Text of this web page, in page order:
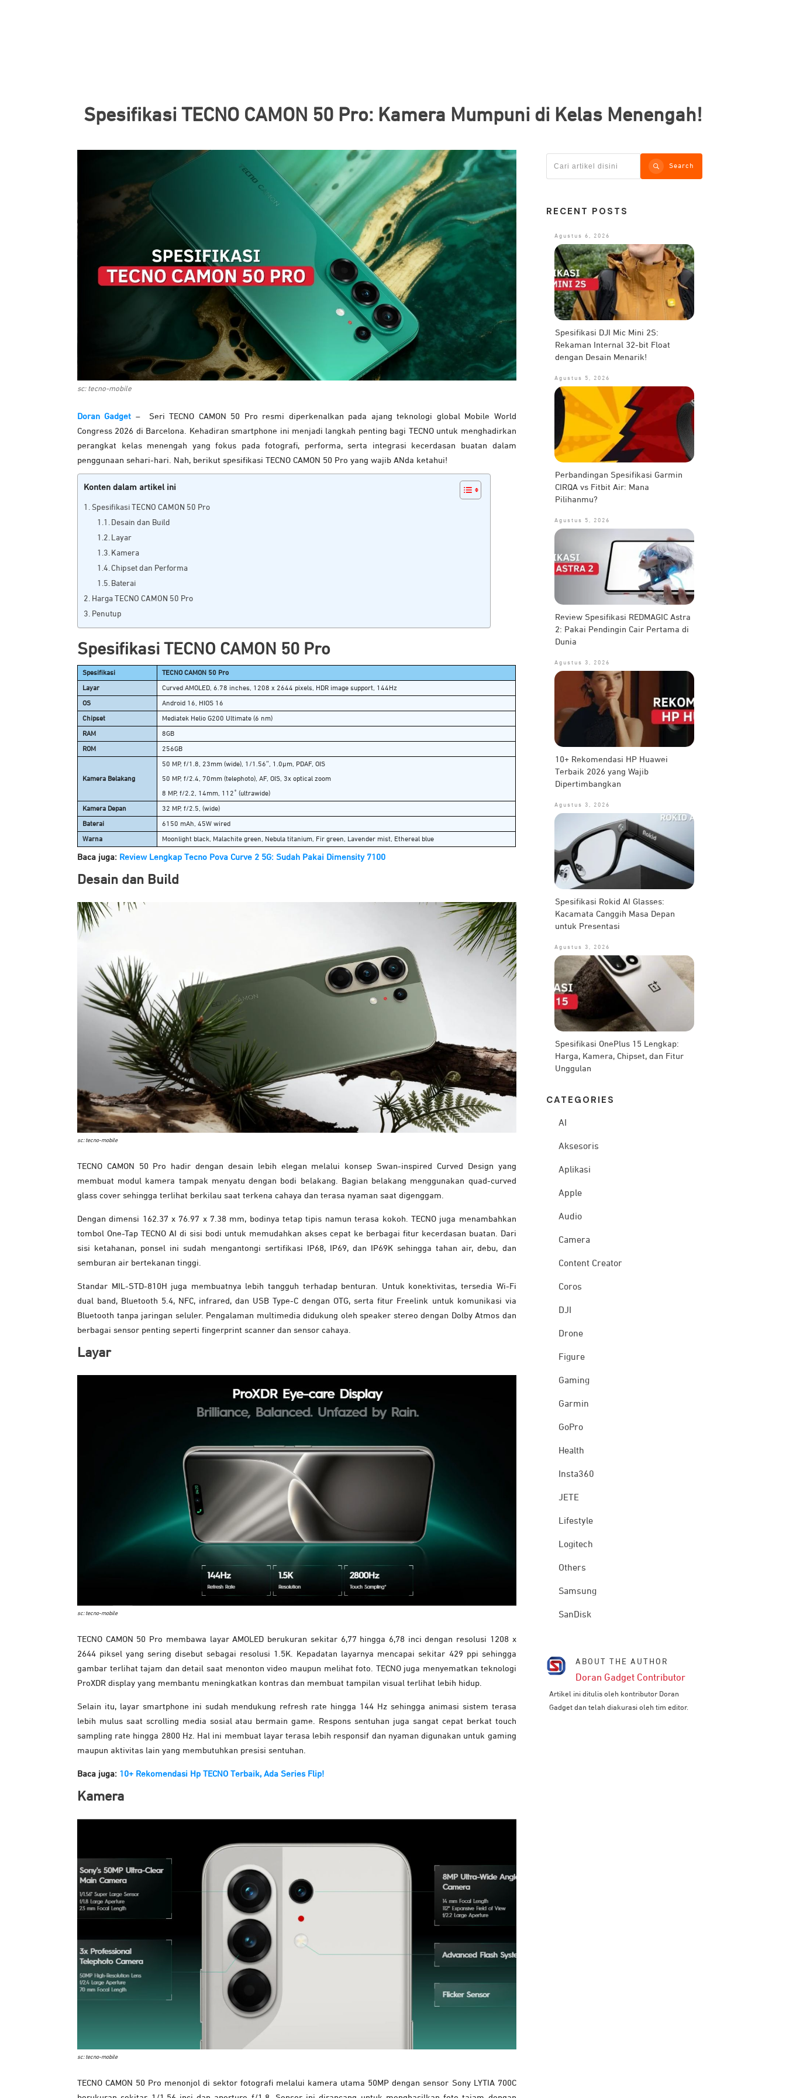
Spesifikasi TECNO CAMON 50 Pro: Kamera Mumpuni di Kelas Menengah!
sc: tecno-mobile
Doran Gadget – Seri TECNO CAMON 50 Pro resmi diperkenalkan pada ajang teknologi global Mobile World
Congress 2026 di Barcelona. Kehadiran smartphone ini menjadi langkah penting bagi TECNO untuk menghadirkan
perangkat kelas menengah yang fokus pada fotografi, performa, serta integrasi kecerdasan buatan dalam
penggunaan sehari-hari. Nah, berikut spesifikasi TECNO CAMON 50 Pro yang wajib ANda ketahui!
Konten dalam artikel ini
Spesifikasi TECNO CAMON 50 Pro
Desain dan Build
Layar
Kamera
Chipset dan Performa
Baterai
Harga TECNO CAMON 50 Pro
Penutup
Spesifikasi TECNO CAMON 50 Pro
Spesifikasi TECNO CAMON 50 Pro
Layar Curved AMOLED, 6.78 inches, 1208 x 2644 pixels, HDR image support, 144Hz
OS Android 16, HIOS 16
Chipset Mediatek Helio G200 Ultimate (6 nm)
RAM 8GB
ROM 256GB
Kamera Belakang
50 MP, f/1.8, 23mm (wide), 1/1.56″, 1.0µm, PDAF, OIS
50 MP, f/2.4, 70mm (telephoto), AF, OIS, 3x optical zoom
8 MP, f/2.2, 14mm, 112˚ (ultrawide)
Kamera Depan 32 MP, f/2.5, (wide)
Baterai 6150 mAh, 45W wired
Warna Moonlight black, Malachite green, Nebula titanium, Fir green, Lavender mist, Ethereal blue
Baca juga: Review Lengkap Tecno Pova Curve 2 5G: Sudah Pakai Dimensity 7100
Desain dan Build
sc: tecno-mobile
TECNO CAMON 50 Pro hadir dengan desain lebih elegan melalui konsep Swan-inspired Curved Design yang
membuat modul kamera tampak menyatu dengan bodi belakang. Bagian belakang menggunakan quad-curved
glass cover sehingga terlihat berkilau saat terkena cahaya dan terasa nyaman saat digenggam.
Dengan dimensi 162.37 x 76.97 x 7.38 mm, bodinya tetap tipis namun terasa kokoh. TECNO juga menambahkan
tombol One-Tap TECNO AI di sisi bodi untuk memudahkan akses cepat ke berbagai fitur kecerdasan buatan. Dari
sisi ketahanan, ponsel ini sudah mengantongi sertifikasi IP68, IP69, dan IP69K sehingga tahan air, debu, dan
semburan air bertekanan tinggi.
Standar MIL-STD-810H juga membuatnya lebih tangguh terhadap benturan. Untuk konektivitas, tersedia Wi-Fi
dual band, Bluetooth 5.4, NFC, infrared, dan USB Type-C dengan OTG, serta fitur Freelink untuk komunikasi via
Bluetooth tanpa jaringan seluler. Pengalaman multimedia didukung oleh speaker stereo dengan Dolby Atmos dan
berbagai sensor penting seperti fingerprint scanner dan sensor cahaya.
Layar
sc: tecno-mobile
TECNO CAMON 50 Pro membawa layar AMOLED berukuran sekitar 6,77 hingga 6,78 inci dengan resolusi 1208 x
2644 piksel yang sering disebut sebagai resolusi 1.5K. Kepadatan layarnya mencapai sekitar 429 ppi sehingga
gambar terlihat tajam dan detail saat menonton video maupun melihat foto. TECNO juga menyematkan teknologi
ProXDR display yang membantu meningkatkan kontras dan membuat tampilan visual terlihat lebih hidup.
Selain itu, layar smartphone ini sudah mendukung refresh rate hingga 144 Hz sehingga animasi sistem terasa
lebih mulus saat scrolling media sosial atau bermain game. Respons sentuhan juga sangat cepat berkat touch
sampling rate hingga 2800 Hz. Hal ini membuat layar terasa lebih responsif dan nyaman digunakan untuk gaming
maupun aktivitas lain yang membutuhkan presisi sentuhan.
Baca juga: 10+ Rekomendasi Hp TECNO Terbaik, Ada Series Flip!
Kamera
sc: tecno-mobile
TECNO CAMON 50 Pro menonjol di sektor fotografi melalui kamera utama 50MP dengan sensor Sony LYTIA 700C
Search
RECENT POSTS
Agustus 6, 2026
Spesifikasi DJI Mic Mini 2S:
Rekaman Internal 32-bit Float
dengan Desain Menarik!
Agustus 5, 2026
Perbandingan Spesifikasi Garmin
CIRQA vs Fitbit Air: Mana
Pilihanmu?
Agustus 5, 2026
Review Spesifikasi REDMAGIC Astra
2: Pakai Pendingin Cair Pertama di
Dunia
Agustus 3, 2026
10+ Rekomendasi HP Huawei
Terbaik 2026 yang Wajib
Dipertimbangkan
Agustus 3, 2026
Spesifikasi Rokid AI Glasses:
Kacamata Canggih Masa Depan
untuk Presentasi
Agustus 3, 2026
Spesifikasi OnePlus 15 Lengkap:
Harga, Kamera, Chipset, dan Fitur
Unggulan
CATEG ORIES
AI
Aksesoris
Aplikasi
Apple
Audio
Camera
Content Creator
Coros
DJI
Drone
Figure
Gaming
Garmin
GoPro
Health
Insta360
JETE
Lifestyle
Logitech
Others
Samsung
SanDisk
ABOUT THE AUTHOR
Doran Gadget Contributor
Artikel ini ditulis oleh kontributor Doran
Gadget dan telah diakurasi oleh tim editor.